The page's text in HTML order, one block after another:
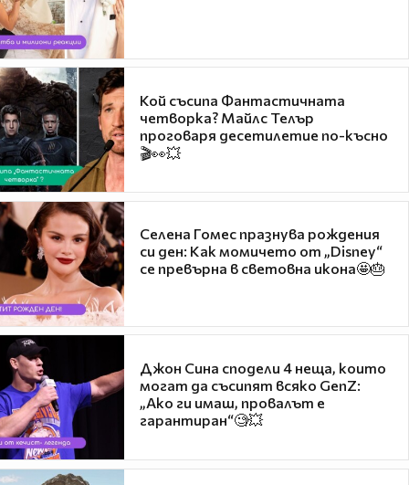
Кой съсипа Фантастичната
четворка? Майлс Телър
проговаря десетилетие по-късно
🎬👀💥
Селена Гомес празнува рождения
си ден: Как момичето от „Disney“
се превърна в световна икона🤩🎂
Джон Сина сподели 4 неща, които
могат да съсипят всяко GenZ:
„Ако ги имаш, провалът е
гарантиран“🧐💥